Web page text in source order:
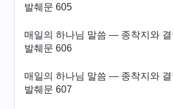
발췌문 605
매일의 하나님 말씀 ― 종착지와 결
발췌문 606
매일의 하나님 말씀 ― 종착지와 결
발췌문 607